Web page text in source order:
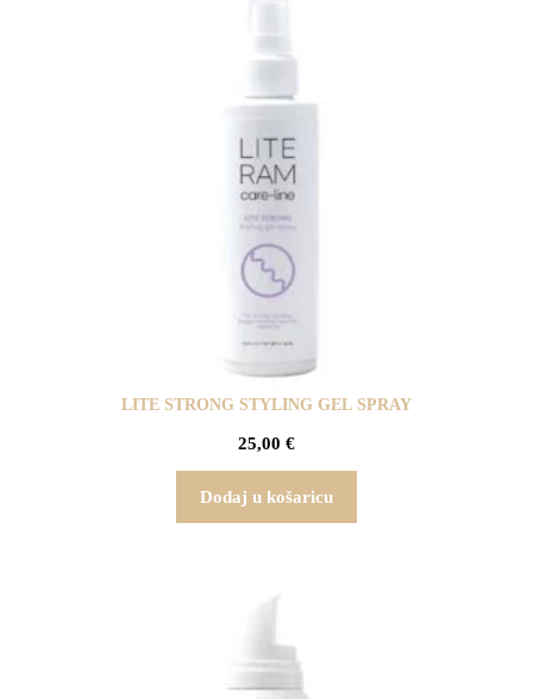
LITE STRONG STYLING GEL SPRAY
25,00 €
Dodaj u košaricu